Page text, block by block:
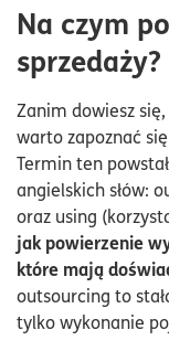
Na czym
sprzedaży?
Zanim dowiesz
warto zapoznać
Termin ten
angielskich słów:
oraz using
jak powierzenie
które mają
outsourcing to
tylko wykonanie